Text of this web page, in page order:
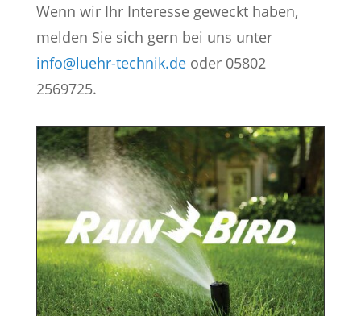
Wenn wir Ihr Interesse geweckt haben,
melden Sie sich gern bei uns unter
info@luehr-technik.deoder 05802
2569725.